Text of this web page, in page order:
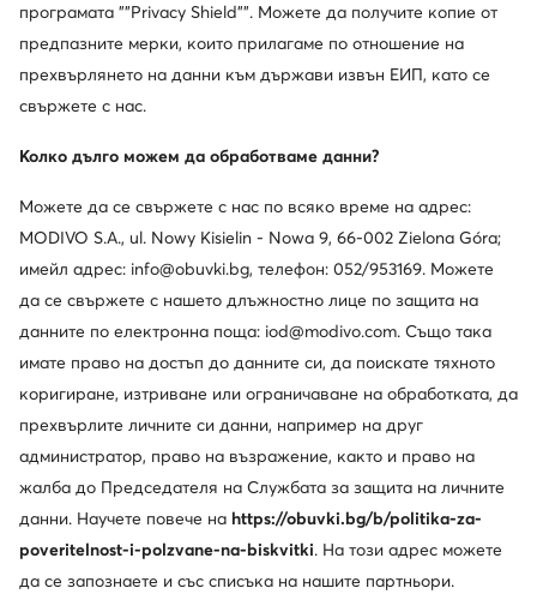
програмата ""Privacy Shield"". Можете да получите копие от
предпазните мерки, които прилагаме по отношение на
прехвърлянето на данни към държави извън ЕИП, като се
свържете с нас.
Колко дълго можем да обработваме данни?
Можете да се свържете с нас по всяко време на адрес:
MODIVO S.A., ul. Nowy Kisielin - Nowa 9, 66-002 Zielona Góra;
имейл адрес: info@obuvki.bg, телефон: 052/953169. Можете
да се свържете с нашето длъжностно лице по защита на
данните по електронна поща: iod@modivo.com. Също така
имате право на достъп до данните си, да поискате тяхното
коригиране, изтриване или ограничаване на обработката, да
прехвърлите личните си данни, например на друг
администратор, право на възражение, както и право на
жалба до Председателя на Службата за защита на личните
данни. Научете повече на https://obuvki.bg/b/politika-za-
poveritelnost-i-polzvane-na-biskvitki. На този адрес можете
да се запознаете и със списъка на нашите партньори.